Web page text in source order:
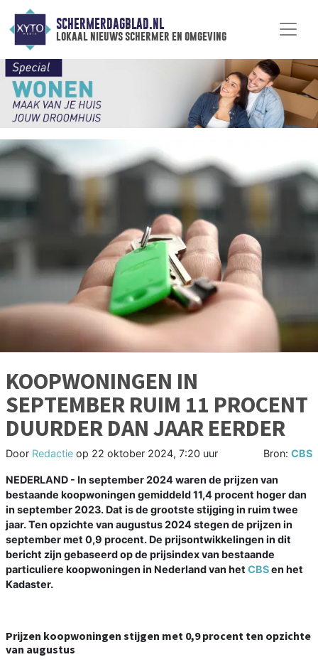
SCHERMERDAGBLAD.NL
lokaal nieuws schermer en omgeving
KOOPWONINGEN IN
SEPTEMBER RUIM 11 PROCENT
DUURDER DAN JAAR EERDER
Door Redactie op 22 oktober 2024, 7:20 uur Bron: CBS
NEDERLAND - In september 2024 waren de prijzen van
bestaande koopwoningen gemiddeld 11,4 procent hoger dan
in september 2023. Dat is de grootste stijging in ruim twee
jaar. Ten opzichte van augustus 2024 stegen de prijzen in
september met 0,9 procent. De prijsontwikkelingen in dit
bericht zijn gebaseerd op de prijsindex van bestaande
particuliere koopwoningen in Nederland van het CBSen het
Kadaster.
Prijzen koopwoningen stijgen met 0,9 procent ten opzichte
van augustus